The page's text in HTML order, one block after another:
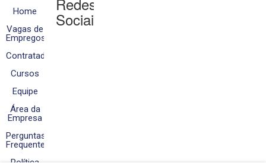
Home
Vagas de
Empregos
Contratados
Cursos
Equipe
Área da
Empresa
Perguntas
Frequentes
Sociais